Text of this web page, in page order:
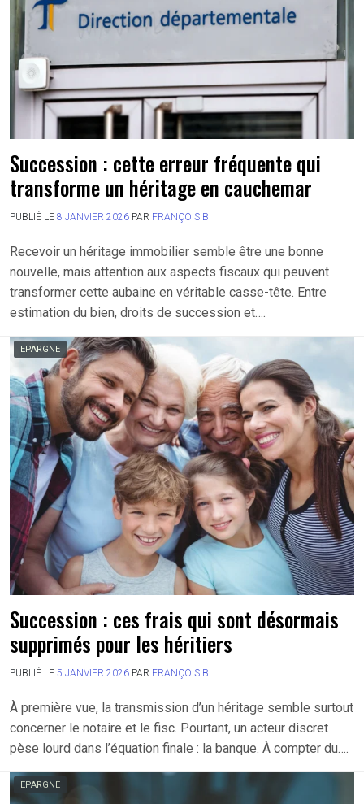
Succession : cette erreur fréquente qui
transforme un héritage en cauchemar
PUBLIÉ LE 8 JANVIER 2026 PAR FRANÇOIS B
Recevoir un héritage immobilier semble être une bonne
nouvelle, mais attention aux aspects fiscaux qui peuvent
transformer cette aubaine en véritable casse-tête. Entre
estimation du bien, droits de succession et….
EPARGNE
Succession : ces frais qui sont désormais
supprimés pour les héritiers
PUBLIÉ LE 5 JANVIER 2026 PAR FRANÇOIS B
À première vue, la transmission d’un héritage semble surtout
concerner le notaire et le fisc. Pourtant, un acteur discret
pèse lourd dans l’équation finale : la banque. À compter du….
EPARGNE